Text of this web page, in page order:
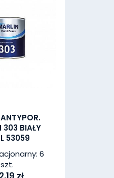
303 BIAŁY
53059
6
szt.